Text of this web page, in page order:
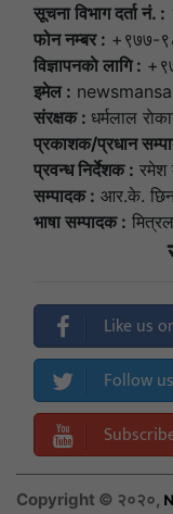
सूचना विभाग दर्ता नं. :
फोन नम्बर : +९७७-
विज्ञापनकाे लागि :
इमेल :
संरक्षक : धर्मलाल
प्रकाशक/प्रधान
प्रवन्ध निर्देशक : रमेश
सम्पादक : आर.के.
भाषा सम्पादक :
Like us
Follow
Copyright © २०२०,